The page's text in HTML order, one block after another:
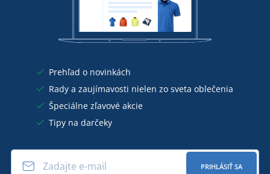
Prehľad o novinkách
Rady a zaujímavosti nielen zo sveta oblečenia
Špeciálne zľavové akcie
Tipy na darčeky
PRIHLÁSIŤ SA